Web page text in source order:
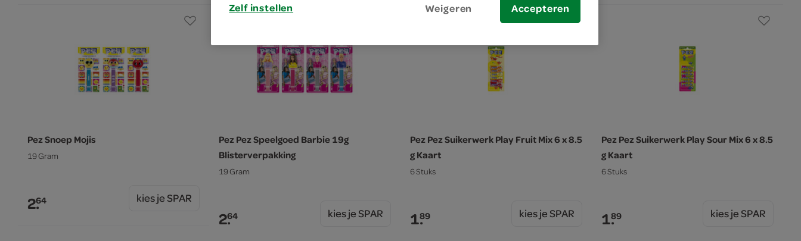
Pez Snoep Mojis
19 Gram
2.64 kies je SPAR
Pez Pez Speelgoed Barbie 19g
Blisterverpakking
19 Gram
2.64 kies je SPAR
Pez Pez Suikerwerk Play Fruit Mix 6 x 8.5
g Kaart
6 Stuks
1.89 kies je SPAR
Pez Pez Suikerwerk Play Sour Mix 6 x 8.5
g Kaart
6 Stuks
1.89 kies je SPAR
Zelf instellen Weigeren Accepteren